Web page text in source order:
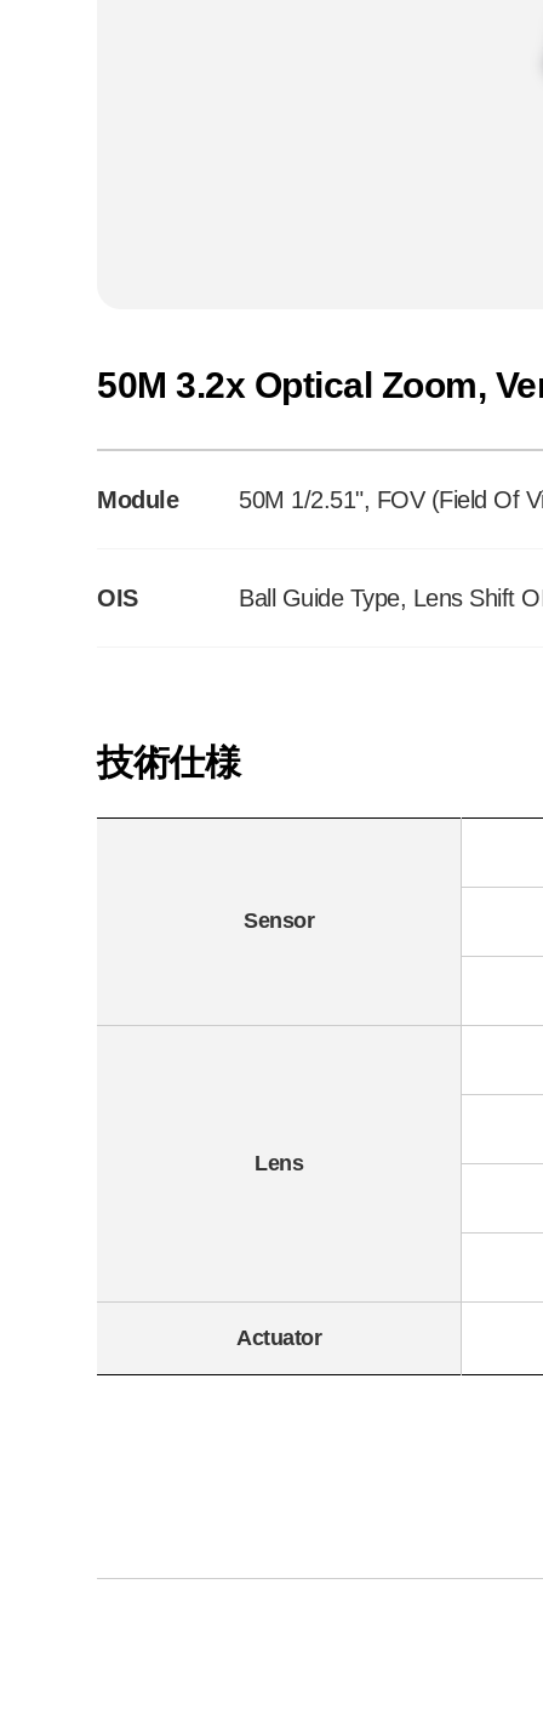
50M 3.2x Optical Zoom,
Module 50M 1/2.51", FOV (Field Of
OIS Ball Guide Type, Lens Shift
技術仕様
Sensor
Lens
Actuator